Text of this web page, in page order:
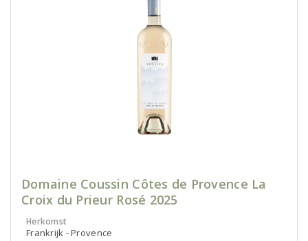
Domaine Coussin Côtes de Provence La
Croix du Prieur Rosé 2025
Herkomst
Frankrijk - Provence